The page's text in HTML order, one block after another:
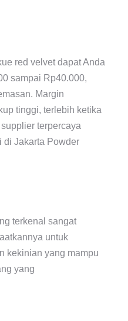
red velvet dapat Anda
sampai Rp40.000,
Margin
tinggi, terlebih ketika
terpercaya
di Jakarta Powder
terkenal sangat
untuk
kekinian yang mampu
yang